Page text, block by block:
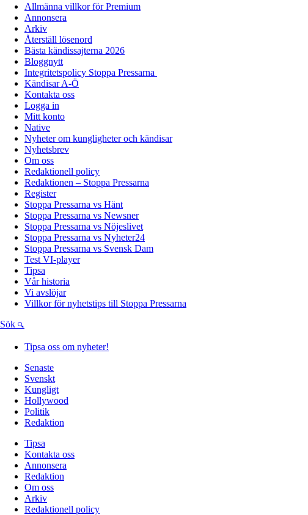
Allmänna villkor för Premium
Annonsera
Arkiv
Återställ lösenord
Bästa kändissajterna 2026
Bloggnytt
Integritetspolicy Stoppa Pressarna
Kändisar A-Ö
Kontakta oss
Logga in
Mitt konto
Native
Nyheter om kungligheter och kändisar
Nyhetsbrev
Om oss
Redaktionell policy
Redaktionen – Stoppa Pressarna
Register
Stoppa Pressarna vs Hänt
Stoppa Pressarna vs Newsner
Stoppa Pressarna vs Nöjeslivet
Stoppa Pressarna vs Nyheter24
Stoppa Pressarna vs Svensk Dam
Test VI-player
Tipsa
Vår historia
Vi avslöjar
Villkor för nyhetstips till Stoppa Pressarna
Sök
Tipsa oss om nyheter!
Senaste
Svenskt
Kungligt
Hollywood
Politik
Redaktion
Tipsa
Kontakta oss
Annonsera
Redaktion
Om oss
Arkiv
Redaktionell policy